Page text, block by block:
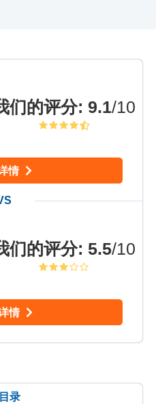
目录
们的评分: 9.1/10
情
们的评分: 5.5/10
情